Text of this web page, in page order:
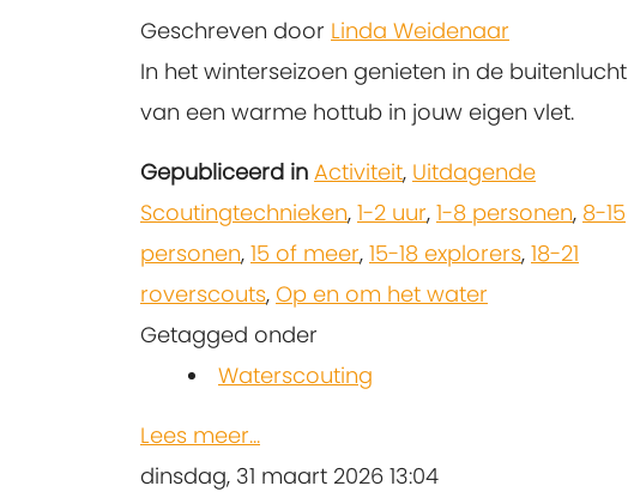
Geschreven door Linda Weidenaar
In het winterseizoen genieten in de buitenlucht
van een warme hottub in jouw eigen vlet.
Gepubliceerd in Activiteit, Uitdagende
Scoutingtechnieken, 1-2 uur, 1-8 personen, 8-15
personen, 15 of meer, 15-18 explorers, 18-21
roverscouts, Op en om het water
Getagged onder
Waterscouting
Lees meer...
dinsdag, 31 maart 2026 13:04